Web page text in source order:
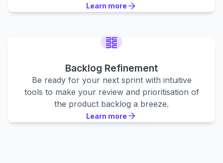
Learn more
Learn more
Backlog Refinement
Be ready for your next sprint with intuitive
tools to make your review and prioritisation of
the product backlog a breeze.
Learn more
Learn more